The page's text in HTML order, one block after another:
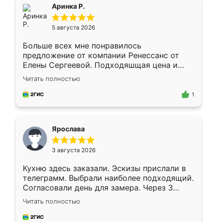
Аринка Р.
5 августа 2026
Больше всех мне понравилось
предложение от компании Ренессанс от
Елены Сергеевой. Подходяшщая цена и
короткие сроки изготовления. Приехавший
для замера сотрудник Владислав
предложил по моему эскизу самый
Читать полностью
1
Ярослава
3 августа 2026
Кухню здесь заказали. Эскизы прислали в
телеграмм. Выбрали наиболее подходящий.
Согласовали день для замера. Через 3
недели кухня была уже готова. Остались
довольны работой. Спасибо Ренессанс
мебель за качественную работу!
Читать полностью